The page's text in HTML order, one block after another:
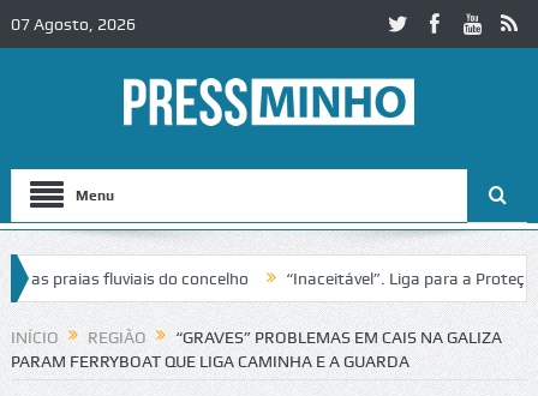
07 Agosto, 2026
Menu
fluviais do concelho “Inaceitável”. Liga para a Proteção da
de trânsito no IC2 em Alcobaça Igreja do Castelo de Cerveira
INÍCIO REGIÃO
“GRAVES” PROBLEMAS EM CAIS NA GALIZA
PARAM FERRYBOAT QUE LIGA CAMINHA E A GUARDA